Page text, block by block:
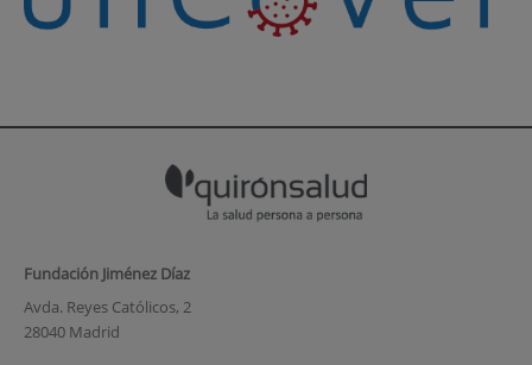
Fundación Jiménez Díaz
Avda. Reyes Católicos, 2
28040 Madrid